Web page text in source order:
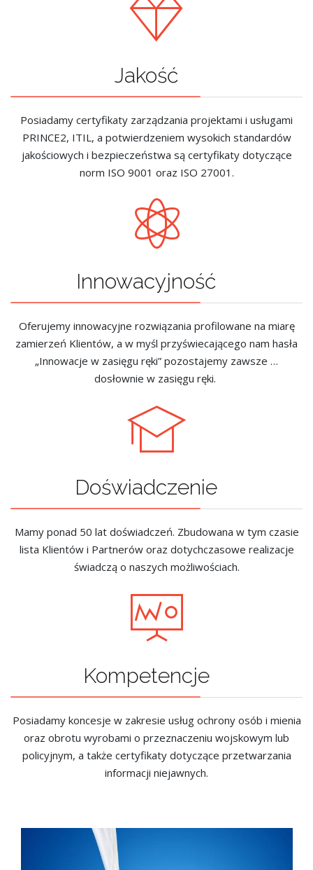
Jakość
Posiadamy certyfikaty zarządzania projektami i usługami
PRINCE2, ITIL, a potwierdzeniem wysokich standardów
jakościowych i bezpieczeństwa są certyfikaty dotyczące
norm ISO 9001 oraz ISO 27001.
Innowacyjność
Oferujemy innowacyjne rozwiązania profilowane na miarę
zamierzeń Klientów, a w myśl przyświecającego nam hasła
„Innowacje w zasięgu ręki” pozostajemy zawsze …
dosłownie w zasięgu ręki.
Doświadczenie
Mamy ponad 50 lat doświadczeń. Zbudowana w tym czasie
lista Klientów i Partnerów oraz dotychczasowe realizacje
świadczą o naszych możliwościach.
Kompetencje
Posiadamy koncesje w zakresie usług ochrony osób i mienia
oraz obrotu wyrobami o przeznaczeniu wojskowym lub
policyjnym, a także certyfikaty dotyczące przetwarzania
informacji niejawnych.